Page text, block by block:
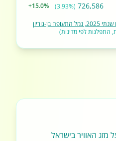
726,586
(3.93%)
+15.0%
גוריון
התפלגות לפי מדינות)
מזג האוויר בישראל